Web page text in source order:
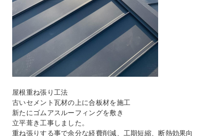
屋根重ね張り工法
古いセメント瓦材の上に合板材を施工
新たにゴムアスルーフィングを敷き
立平葺き工事しました。
重ね張りする事で余分な経費削減、工期短縮、断熱効果向